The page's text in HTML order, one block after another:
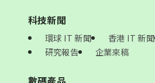
科技新聞
環球 IT 新聞 香港 IT 新聞
研究報告
企業來稿